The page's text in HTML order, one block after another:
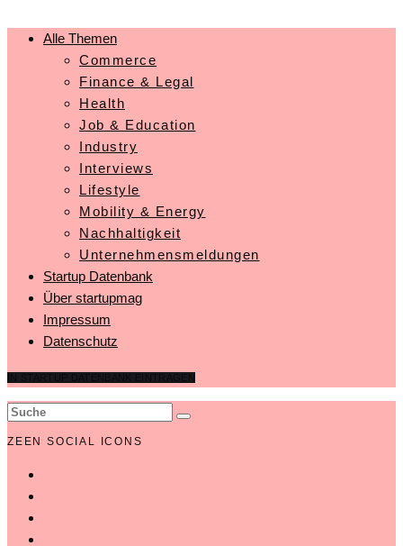
Alle Themen
Commerce
Finance & Legal
Health
Job & Education
Industry
Interviews
Lifestyle
Mobility & Energy
Nachhaltigkeit
Unternehmensmeldungen
Startup Datenbank
Über startupmag
Impressum
Datenschutz
ZEEN SOCIAL ICONS